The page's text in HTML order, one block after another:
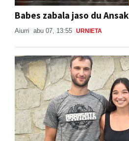
Babes zabala jaso du Ansak
Aiurri abu 07, 13:55 URNIETA